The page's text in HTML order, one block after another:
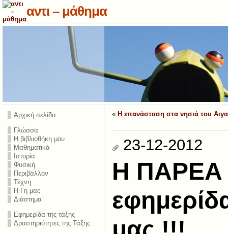
αντι – μάθημα
Αρχική σελίδα
Γλώσσα
Η βιβλιοθήκη μου
Μαθηματικά
Ιστορία
Φυσική
Περιβάλλον
Τέχνη
Η Γη μας
Διάστημα
Εφημερίδα της τάξης
Δραστηριότητες της Τάξης
« Η επανάσταση στα νησιά του
23-12-2012
Η